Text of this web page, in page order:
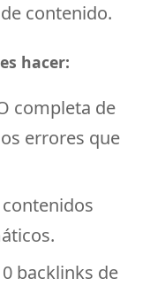
contenido.
hacer:
completa de
errores que
backlinks de